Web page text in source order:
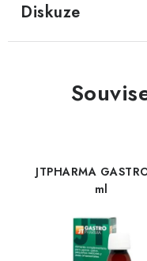
Diskuze
JTPHARMA
ml